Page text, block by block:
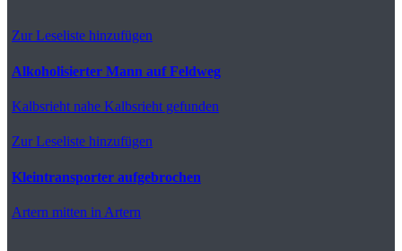
Zur Leseliste hinzufügen
Alkoholisierter Mann auf Feldweg
Kalbsrieht nahe Kalbsrieht gefunden
Zur Leseliste hinzufügen
Kleintransporter aufgebrochen
Artern mitten in Artern